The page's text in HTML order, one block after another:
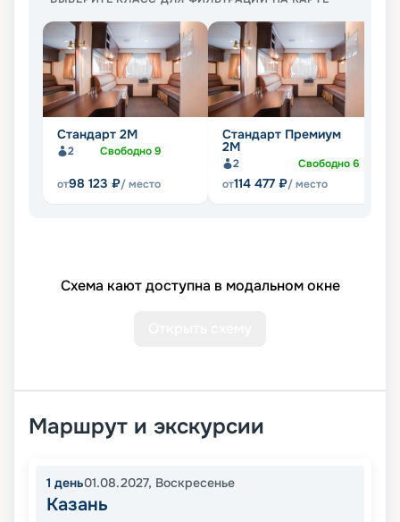
Стандарт 2M
2 Свободно9
от98 123 ₽/ место
Стандарт Премиум
2М
2 Свободно6
от114 477 ₽/ место
Схема кают доступна в модальном окне
Маршрут и экскурсии
1 день01.08.2027, Воскресенье
Казань